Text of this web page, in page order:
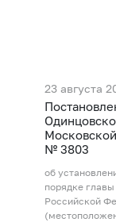
23 августа
№ 3803
об
порядке
Российской